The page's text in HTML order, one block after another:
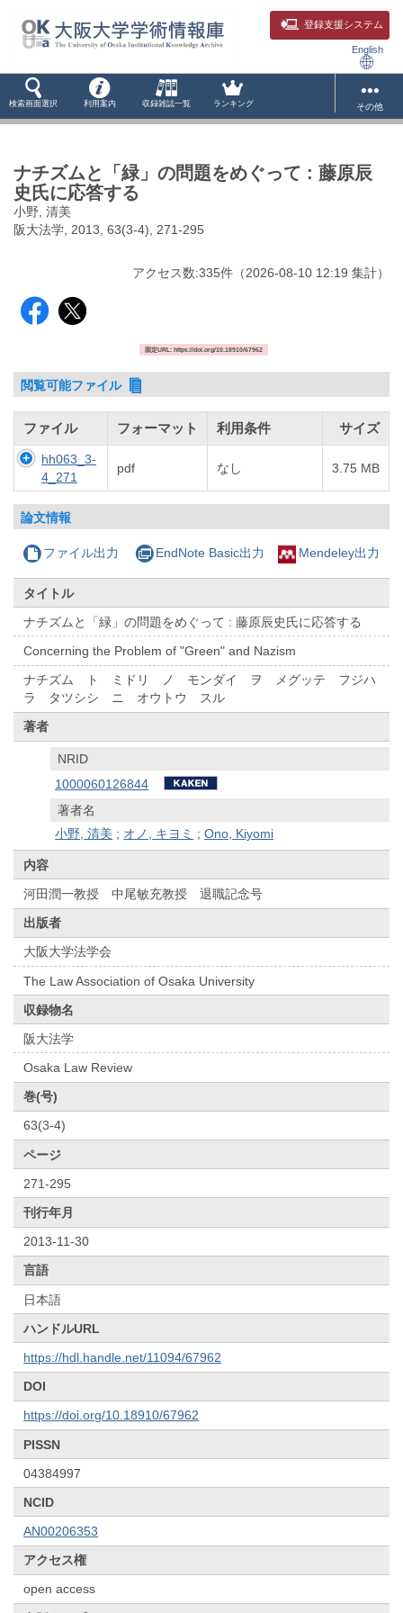
登録支援システム
English
検索画面選択 利用案内 収録雑誌一覧 ランキング その他
ナチズムと「緑」の問題をめぐって : 藤原辰
史氏に応答する
小野, 清美
阪大法学, 2013, 63(3-4), 271-295
アクセス数:335件 （2026-08-10 12:19 集計）
固定URL: https://doi.org/10.18910/67962
閲覧可能ファイル
ファイル フォーマット 利用条件 サイズ
hh063_3-
4_271
pdf なし 3.75 MB
論文情報
ファイル出力 EndNote Basic出力 Mendeley出力
タイトル
ナチズムと「緑」の問題をめぐって : 藤原辰史氏に応答する
Concerning the Problem of "Green" and Nazism
ナチズム ト ミドリ ノ モンダイ ヲ メグッテ フジハ
ラ タツシシ ニ オウトウ スル
著者
NRID
1000060126844
著者名
小野, 清美 ; オノ, キヨミ ;Ono, Kiyomi
内容
河田潤一教授 中尾敏充教授 退職記念号
出版者
大阪大学法学会
The Law Association of Osaka University
収録物名
阪大法学
Osaka Law Review
巻(号)
63(3-4)
ページ
271-295
刊行年月
2013-11-30
言語
日本語
ハンドルURL
https://hdl.handle.net/11094/67962
DOI
https://doi.org/10.18910/67962
PISSN
04384997
NCID
AN00206353
アクセス権
open access